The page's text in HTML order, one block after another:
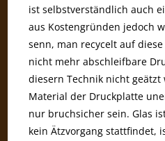
ist selbstverständlich auch
aus Kostengründen jedoch
senn, man recycelt auf
nicht mehr abschleifbare
diesern Technik nicht geätzt
Material der Druckplatte
nur bruchsicher sein. Glas
kein Ätzvorgang stattfindet,